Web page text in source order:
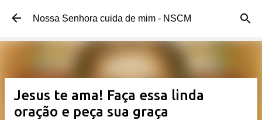
Pular para o conteúdo principal
Nossa Senhora cuida de mim - NSCM
Jesus te ama! Faça essa linda
oração e peça sua graça